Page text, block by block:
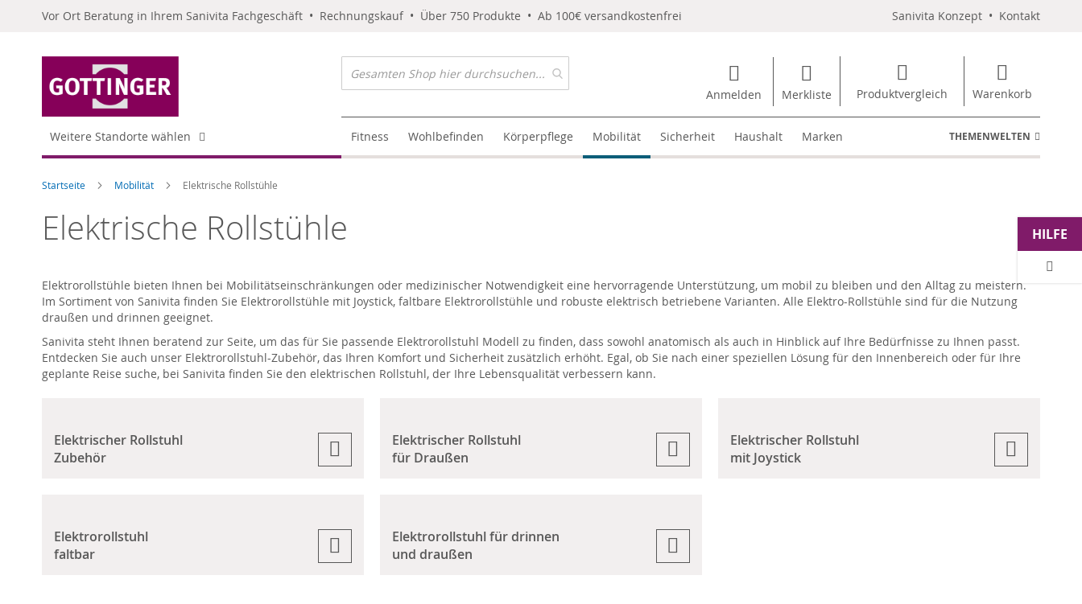
Vor Ort Beratung in Ihrem Sanivita Fachgeschäft • Rechnungskauf • Über 750 Produkte • Ab 100€ versandkostenfrei Sanivita Konzept • Kontakt
Anmelden Merkliste Produktvergleich Warenkorb
Weitere Standorte wählen Fitness Wohlbefinden Körperpflege Mobilität Sicherheit Haushalt Marken THEMENWELTEN
Startseite Mobilität Elektrische Rollstühle
Elektrische Rollstühle
Elektrorollstühle bieten Ihnen bei Mobilitätseinschränkungen oder medizinischer Notwendigkeit eine hervorragende Unterstützung, um mobil zu bleiben und den Alltag zu meistern.
Im Sortiment von Sanivita finden Sie Elektrorollstühle mit Joystick, faltbare Elektrorollstühle und robuste elektrisch betriebene Varianten. Alle Elektro-Rollstühle sind für die Nutzung
draußen und drinnen geeignet.
Sanivita steht Ihnen beratend zur Seite, um das für Sie passende Elektrorollstuhl Modell zu finden, dass sowohl anatomisch als auch in Hinblick auf Ihre Bedürfnisse zu Ihnen passt.
Entdecken Sie auch unser Elektrorollstuhl-Zubehör, das Ihren Komfort und Sicherheit zusätzlich erhöht. Egal, ob Sie nach einer speziellen Lösung für den Innenbereich oder für Ihre
geplante Reise suche, bei Sanivita finden Sie den elektrischen Rollstuhl, der Ihre Lebensqualität verbessern kann.
Elektrischer Rollstuhl
Zubehör
Elektrischer Rollstuhl
für Draußen
Elektrischer Rollstuhl
mit Joystick
Elektrorollstuhl
faltbar
Elektrorollstuhl für drinnen
und draußen
HILFE